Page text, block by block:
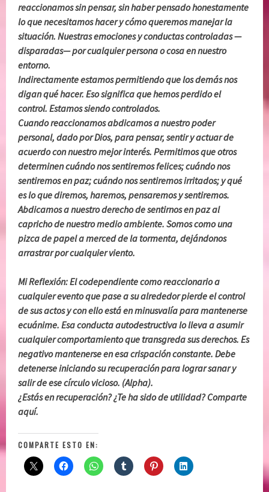
reaccionamos sin pensar, sin haber pensado honestamente
lo que necesitamos hacer y cómo queremos manejar la
situación. Nuestras emociones y conductas controladas —
disparadas— por cualquier persona o cosa en nuestro
entorno.
Indirectamente estamos permitiendo que los demás nos
digan qué hacer. Eso significa que hemos perdido el
control. Estamos siendo controlados.
Cuando reaccionamos abdicamos a nuestro poder
personal, dado por Dios, para pensar, sentir y actuar de
acuerdo con nuestro mejor interés. Permitimos que otros
determinen cuándo nos sentiremos felices; cuándo nos
sentiremos en paz; cuándo nos sentiremos irritados; y qué
es lo que diremos, haremos, pensaremos y sentiremos.
Abdicamos a nuestro derecho de sentirnos en paz al
capricho de nuestro medio ambiente. Somos como una
pizca de papel a merced de la tormenta, dejándonos
arrastrar por cualquier viento.
Mi Reflexión: El codependiente como reaccionario a
cualquier evento que pase a su alrededor pierde el control
de sus actos y con ello está en minusvalía para mantenerse
ecuánime. Esa conducta autodestructiva lo lleva a asumir
cualquier comportamiento que transgreda sus derechos. Es
negativo mantenerse en esa crispación constante. Debe
detenerse iniciando su recuperación para lograr sanar y
salir de ese círculo vicioso. (Alpha).
¿Estás en recuperación? ¿Te ha sido de utilidad? Comparte
aquí.
COMPARTE ESTO EN: